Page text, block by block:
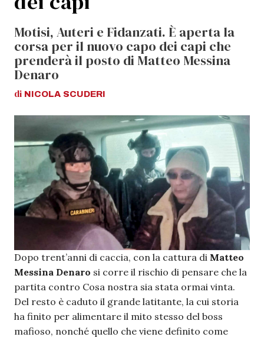
Motisi, Auteri e Fidanzati. È aperta la
corsa per il nuovo capo dei capi che
prenderà il posto di Matteo Messina
Denaro
di NICOLA SCUDERI
Dopo trent’anni di caccia, con la cattura di Matteo
Messina Denaro si corre il rischio di pensare che la
partita contro Cosa nostra sia stata ormai vinta.
Del resto è caduto il grande latitante, la cui storia
ha finito per alimentare il mito stesso del boss
mafioso, nonché quello che viene definito come